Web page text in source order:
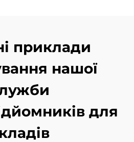
приклади
нашої
для